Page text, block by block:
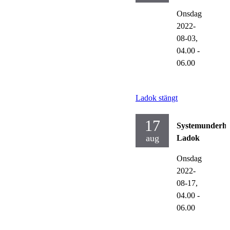
Onsdag
2022-
08-03,
04.00 -
06.00
Ladok stängt
17
aug
Ladok
Onsdag
2022-
08-17,
04.00 -
06.00